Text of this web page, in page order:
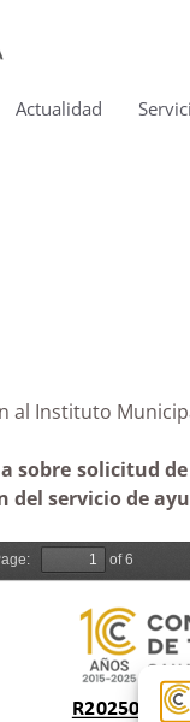
Actualidad
al Instituto
sobre solicitud
servicio de